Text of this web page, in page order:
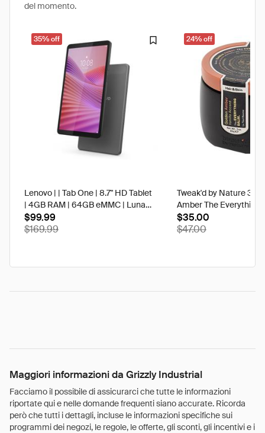
del momento.
35% off
Lenovo | | Tab One | 8.7" HD Tablet
| 4GB RAM | 64GB eMMC | Luna
Grey | Best Buy
$99.99
$169.99
24% off
Tweak'd by Nature 3
Amber The Everything
$35.00
$47.00
Maggiori informazioni da Grizzly Industrial
Facciamo il possibile di assicurarci che tutte le informazioni
riportate qui e nelle domande frequenti siano accurate. Ricorda
però che tutti i dettagli, incluse le informazioni specifiche sui
programmi dei negozi, le regole, le offerte, gli sconti, gli incentivi e i